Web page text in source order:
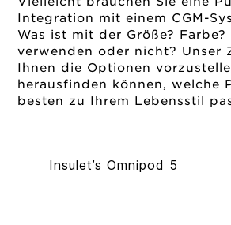
Integration mit einem CGM-
Was ist mit der Größe? Farbe?
verwenden oder nicht? Unser
Ihnen die Optionen
herausfinden können, welche
besten zu Ihrem Lebensstil
Insulet’s Omnipod 5